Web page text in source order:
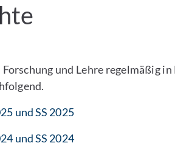
und Lehre regelmäßig
und SS 2025
und SS 2024